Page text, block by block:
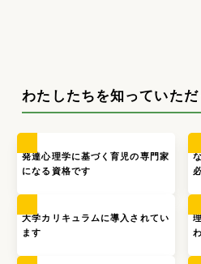
わたしたちを知っていただ
発達心理学に基づく育児の専門家
になる資格です
大学カリキュラムに導入されてい
ます